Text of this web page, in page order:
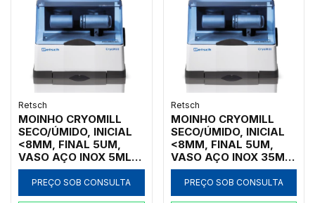
Retsch
MOINHO CRYOMILL
SECO/ÚMIDO, INICIAL
<8MM, FINAL 5UM,
VASO AÇO INOX 5ML,
SEM AUTOFILL
PREÇO SOB CONSULTA
Retsch
MOINHO CRYOMILL
SECO/ÚMIDO, INICIAL
<8MM, FINAL 5UM,
VASO AÇO INOX 35ML,
SEM AUTOFILL
PREÇO SOB CONSULTA